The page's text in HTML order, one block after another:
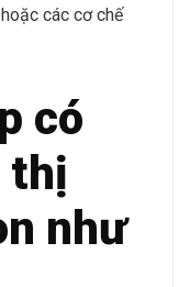
các cơ chế
có
thị
như